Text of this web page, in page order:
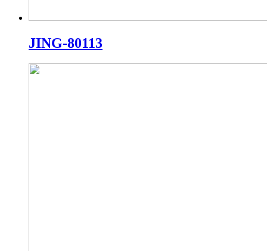
JING-80113